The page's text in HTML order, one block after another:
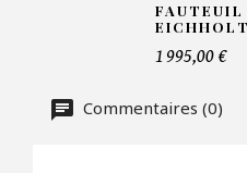
FAUTEUIL
1 995,00 €
Commentaires (0)